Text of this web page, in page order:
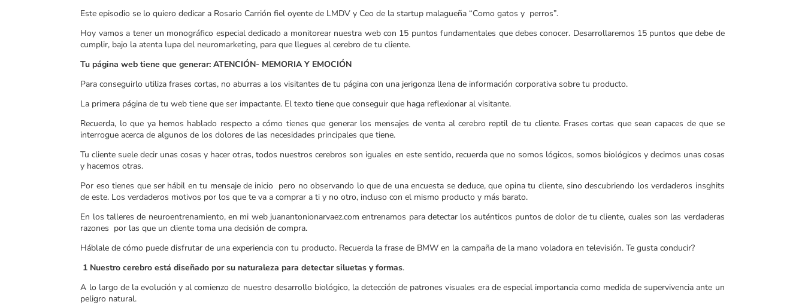
Este episodio se lo quiero dedicar a Rosario Carrión fiel oyente de LMDV y Ceo de la startup malagueña “Como gatos y perros”.
Hoy vamos a tener un monográfico especial dedicado a monitorear nuestra web con 15 puntos fundamentales que debes conocer. Desarrollaremos 15 puntos que debe de
cumplir, bajo la atenta lupa del neuromarketing, para que llegues al cerebro de tu cliente.
Tu página web tiene que generar: ATENCIÓN- MEMORIA Y EMOCIÓN
Para conseguirlo utiliza frases cortas, no aburras a los visitantes de tu página con una jerigonza llena de información corporativa sobre tu producto.
La primera página de tu web tiene que ser impactante. El texto tiene que conseguir que haga reflexionar al visitante.
Recuerda, lo que ya hemos hablado respecto a cómo tienes que generar los mensajes de venta al cerebro reptil de tu cliente. Frases cortas que sean capaces de que se
interrogue acerca de algunos de los dolores de las necesidades principales que tiene.
Tu cliente suele decir unas cosas y hacer otras, todos nuestros cerebros son iguales en este sentido, recuerda que no somos lógicos, somos biológicos y decimos unas cosas
y hacemos otras.
Por eso tienes que ser hábil en tu mensaje de inicio pero no observando lo que de una encuesta se deduce, que opina tu cliente, sino descubriendo los verdaderos insghits
de este. Los verdaderos motivos por los que te va a comprar a ti y no otro, incluso con el mismo producto y más barato.
En los talleres de neuroentrenamiento, en mi web juanantonionarvaez.com entrenamos para detectar los auténticos puntos de dolor de tu cliente, cuales son las verdaderas
razones por las que un cliente toma una decisión de compra.
Háblale de cómo puede disfrutar de una experiencia con tu producto. Recuerda la frase de BMW en la campaña de la mano voladora en televisión. Te gusta conducir?
1 Nuestro cerebro está diseñado por su naturaleza para detectar siluetas y formas.
A lo largo de la evolución y al comienzo de nuestro desarrollo biológico, la detección de patrones visuales era de especial importancia como medida de supervivencia ante un
peligro natural.